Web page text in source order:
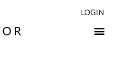
LOGIN